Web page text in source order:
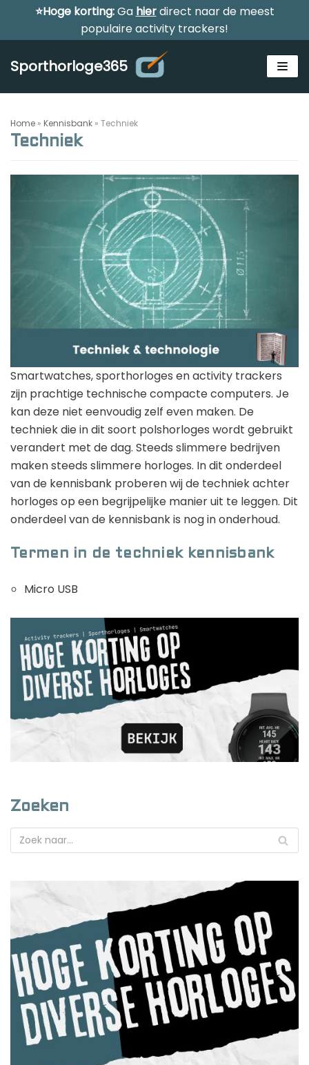
Meteen
inhoud
⭐Hoge korting:Ga hierdirect naar de meest
populaire activity trackers!
Sporthorloge365
Alle sporthorloges
Activity tracker
Smartwatches
Horloge voor kinderen
Gezondheidshorloge
Golfhorloge
Vergelijk
Amazfit
Garmin
Huawei
Polar
Samsung
Suunto
Wahoo
Withings
Xiaomi
Persbericht
Training
Contact
Home » Kennisbank » Techniek
Techniek
Smartwatches, sporthorloges en activity trackers
zijn prachtige technische compacte computers. Je
kan deze niet eenvoudig zelf even maken. De
techniek die in dit soort polshorloges wordt gebruikt
verandert met de dag. Steeds slimmere bedrijven
maken steeds slimmere horloges. In dit onderdeel
van de kennisbank proberen wij de techniek achter
horloges op een begrijpelijke manier uit te leggen. Dit
onderdeel van de kennisbank is nog in onderhoud.
Termen in de techniek kennisbank
Micro USB
Zoeken